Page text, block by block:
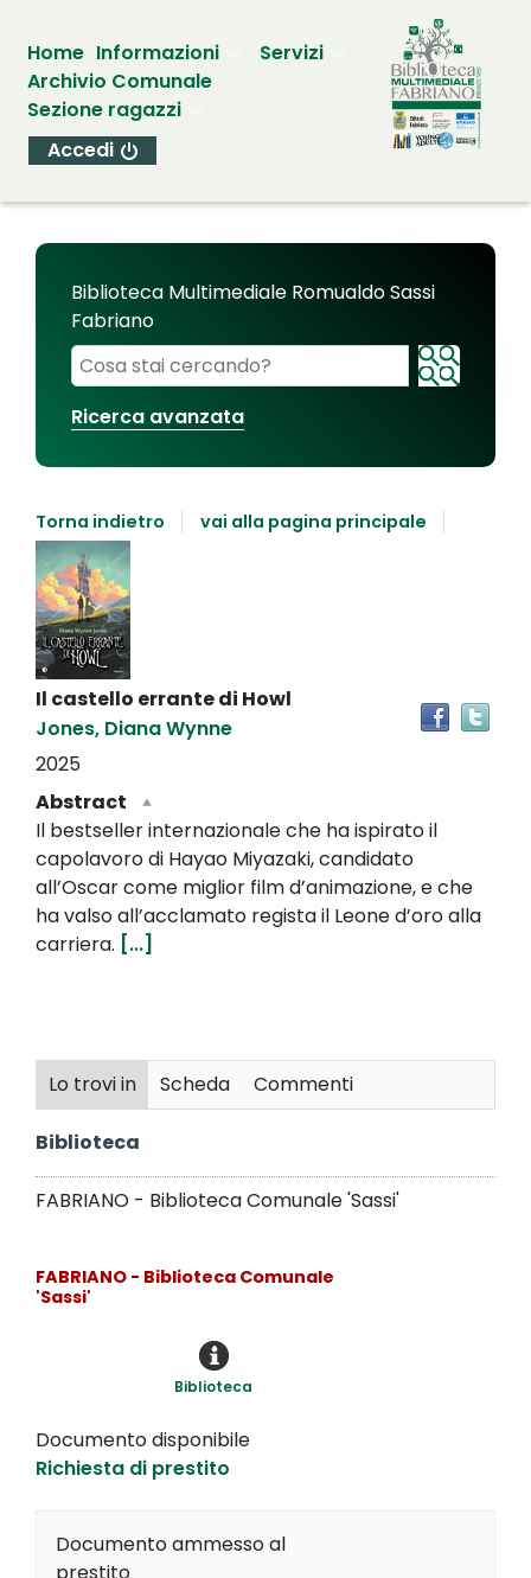
Home Informazioni
Servizi
Archivio Comunale
Sezione ragazzi
Accedi
Biblioteca Multimediale Romualdo Sassi
Fabriano
Cerca su "Biblioteca Multimediale Romualdo
Ricerca avanzata
Torna indietro vai alla pagina principale
Dettaglio
del
documento
Il castello errante di Howl
Jones, Diana Wynne
2025
Abstract
Il bestseller internazionale che ha ispirato il
capolavoro di Hayao Miyazaki, candidato
all’Oscar come miglior film d’animazione, e che
ha valso all’acclamato regista il Leone d’oro alla
carriera. [...]
Lo trovi in Scheda Commenti
Biblioteca
FABRIANO - Biblioteca Comunale 'Sassi'
FABRIANO - Biblioteca Comunale
'Sassi'
Biblioteca
Documento disponibile
Richiesta di prestito
Documento ammesso al
prestito